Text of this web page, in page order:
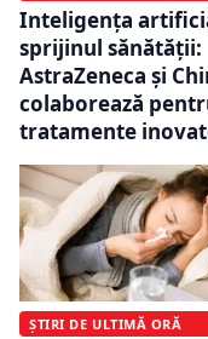
Inteligența
sprijinul sănătății:
AstraZeneca și
colaborează
tratamente
ȘTIRI DE ULTIMĂ ORĂ